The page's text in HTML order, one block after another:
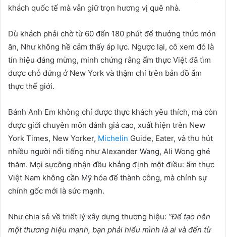
khách quốc tế mà vẫn giữ trọn hương vị quê nhà.
Dù khách phải chờ từ 60 đến 180 phút để thưởng thức món
ăn, Như không hề cảm thấy áp lực. Ngược lại, cô xem đó là
tín hiệu đáng mừng, minh chứng rằng ẩm thực Việt đã tìm
được chỗ đứng ở New York và thậm chí trên bản đồ ẩm
thực thế giới.
Bánh Anh Em không chỉ được thực khách yêu thích, mà còn
được giới chuyên môn đánh giá cao, xuất hiện trên New
York Times, New Yorker, Michelin Guide, Eater, và thu hút
nhiều người nổi tiếng như Alexander Wang, Ali Wong ghé
thăm. Mọi sựcông nhận đều khẳng định một điều: ẩm thực
Việt Nam không cần Mỹ hóa để thành công, mà chính sự
chính gốc mới là sức mạnh.
Như chia sẻ về triết lý xây dựng thương hiệu: “Đểtạo nên
một thương hiệu mạnh, bạn phải hiểu mình là ai và đến từ